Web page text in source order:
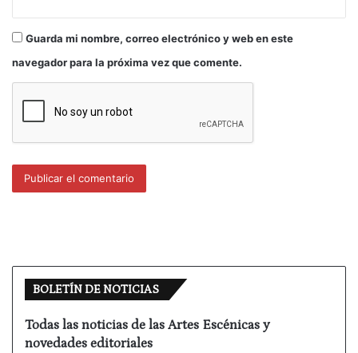
de la Consejera de Cultura del Gobierno Vasco,
Miren Azkarate, del Diputado General de Gipuzkoa,
Román Sudupe, y del alcalde de Donostia-San
Sebastián, Odón Elorza.
Guarda mi nombre, correo electrónico y web en este
navegador para la próxima vez que comente.
BOLETÍN DE NOTICIAS
Todas las noticias de las Artes Escénicas y
novedades editoriales